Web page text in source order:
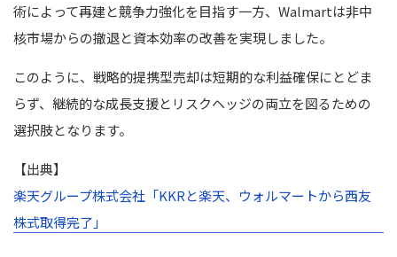
術によって再建と競争力強化を目指す一方、Walmartは非中
核市場からの撤退と資本効率の改善を実現しました。
このように、戦略的提携型売却は短期的な利益確保にとどま
らず、継続的な成長支援とリスクヘッジの両立を図るための
選択肢となります。
【出典】
楽天グループ株式会社「KKRと楽天、ウォルマートから西友
株式取得完了」